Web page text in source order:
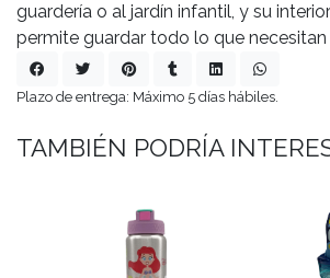
guardería o al jardín infantil, y su
permite guardar todo lo que necesitan
Plazo de entrega: Máximo 5 días hábiles.
TAMBIÉN PODRÍA